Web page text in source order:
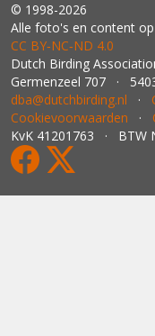
© 1998-2026
Alle foto's en content
CC BY‑NC‑ND 4.0
Dutch Birding
Germenzeel 707 ·
dba@dutchbirding.nl ·
Cookievoorwaarden ·
KvK 41201763 · BTW